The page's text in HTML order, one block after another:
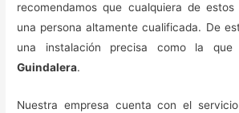
recomendamos que cualquiera de
una persona altamente cualificada. De
una instalación precisa como la
Guindalera.
Nuestra empresa cuenta con el